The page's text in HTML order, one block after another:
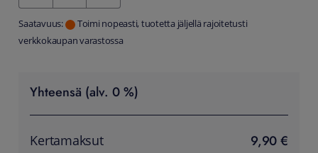
Saatavuus:
Toimi nopeasti, tuotetta jäljellä rajoitetusti
verkkokaupan varastossa
Yhteensä (alv. 0 %)
Kertamaksut 9,90 €